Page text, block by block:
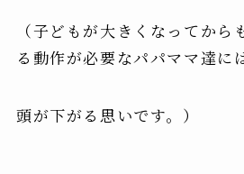
（子どもが大きくなってから
る動作が必要なパパママ達に
頭が下がる思いです。）